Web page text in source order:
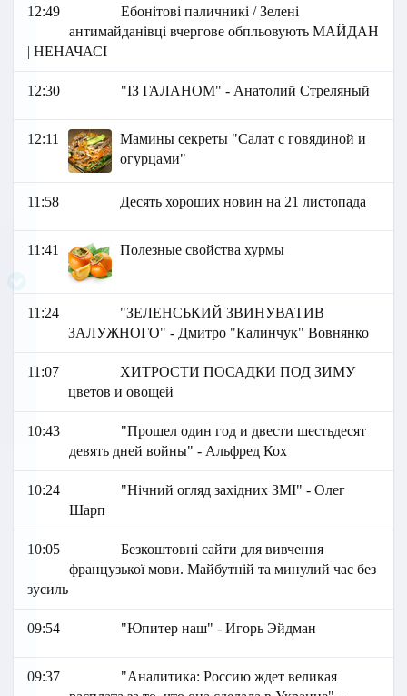
12:49
Ебонітові паличникі / Зелені
антимайданівці вчергове обпльовують МАЙДАН
| НЕНАЧАСІ
12:30 "ІЗ ГАЛАНОМ" - Анатолий Стреляный
12:11
Мамины секреты "Салат с говядиной и
огурцами"
11:58 Десять хороших новин на 21 листопада
11:41 Полезные свойства хурмы
11:24
"ЗЕЛЕНСЬКИЙ ЗВИНУВАТИВ
ЗАЛУЖНОГО" - Дмитро "Калинчук" Вовнянко
11:07
ХИТРОСТИ ПОСАДКИ ПОД ЗИМУ
цветов и овощей
10:43
"Прошел один год и двести шестьдесят
девять дней войны" - Альфред Кох
10:24
"Нічний огляд західних ЗМІ" - Олег
Шарп
10:05
Безкоштовні сайти для вивчення
французької мови. Майбутній та минулий час без
зусиль
09:54 "Юпитер наш" - Игорь Эйдман
09:37
"Аналитика: Россию ждет великая